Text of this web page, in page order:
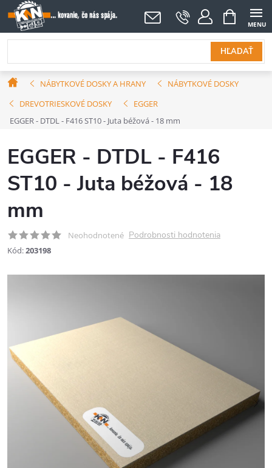
Prejsť
na
obsah
HĽADAŤ
NÁKUPNÝ
KOŠÍK
DomovNÁBYTKOVÉ DOSKY A HRANY
NÁBYTKOVÉ DOSKY
DREVOTRIESKOVÉ DOSKY
EGGER
EGGER - DTDL - F416 ST10 - Juta béžová - 18 mm
EGGER - DTDL - F416
ST10 - Juta béžová - 18
mm
Neohodnotené Podrobnosti hodnotenia
Kód:203198